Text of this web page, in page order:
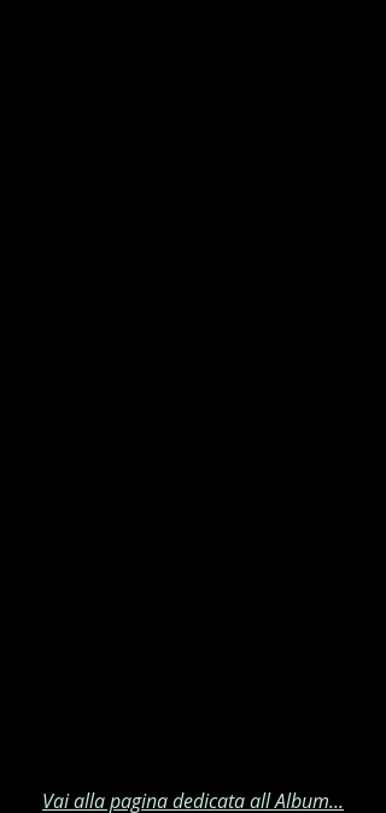
Vai alla pagina dedicata all Album...